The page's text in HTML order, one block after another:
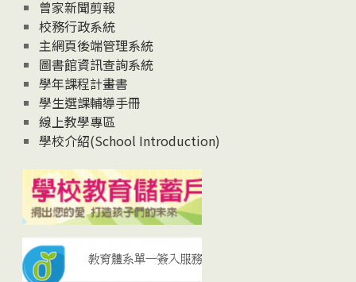
曾家新聞剪報
校務行政系統
主網頁後端管理系統
圖書館資訊查詢系統
學年課程計畫書
學生選課輔導手冊
線上教學專區
學校介紹(School Introduction)